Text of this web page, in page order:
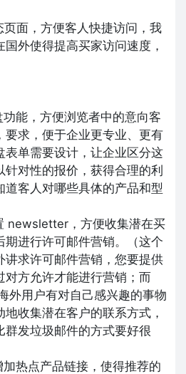
面，方便客人快捷访问，我
外使得提高买家访问速度，
能，方便浏览者中的意向客
要求，便于企业更专业、更有
表单需要设计，让企业区分这
针对性的报价，获得合理的利
道客人对哪些具体的产品和型
newsletter，方便收集潜在买
期进行许可邮件营销。（这个
讲求许可邮件营销，您要提供
对方允许才能进行营销；而
外用户有对自己感兴趣的事物
收集潜在客户的联系方式，
群发垃圾邮件的方式要好很
热点产品链接，使得推荐的